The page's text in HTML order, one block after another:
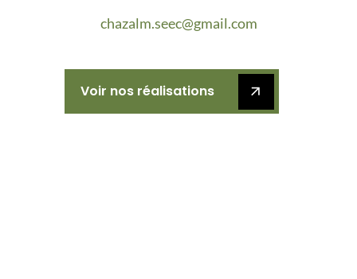
chazalm.seec@gmail.com
Voir nos réalisations